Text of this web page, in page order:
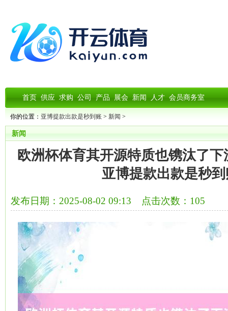
首页 供应 求购 公司 产品 展会 新闻 人才 会员商务室
你的位置： 亚博提款出款是秒到账 > 新闻 >
新闻
欧洲杯体育其开源特质也镌汰了
亚博提款出款是秒
发布日期：2025-08-02 09:13 点击次数：105